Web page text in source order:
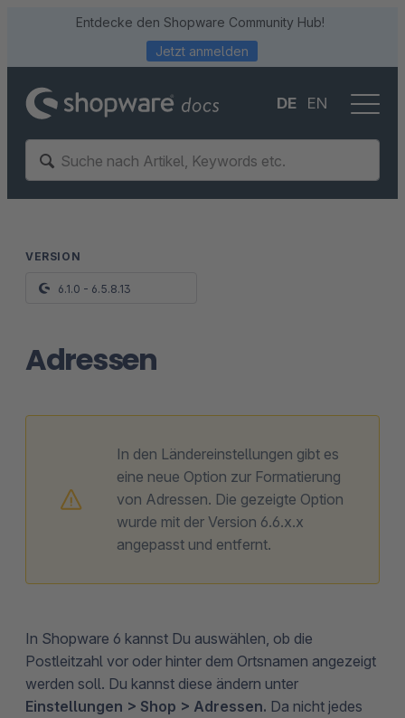
Entdecke den Shopware Community Hub!
Jetzt anmelden
DE EN
Adressen
In den Ländereinstellungen gibt es
eine neue Option zur Formatierung
von Adressen. Die gezeigte Option
wurde mit der Version 6.6.x.x
angepasst und entfernt.
In Shopware 6 kannst Du auswählen, ob die
Postleitzahl vor oder hinter dem Ortsnamen angezeigt
werden soll. Du kannst diese ändern unter
Einstellungen > Shop > Adressen. Da nicht jedes
VERSION
6.1.0 - 6.5.8.13